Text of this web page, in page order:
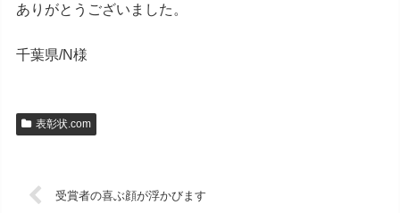
ありがとうございました。
千葉県/N様
表彰状.com
受賞者の喜ぶ顔が浮かびます